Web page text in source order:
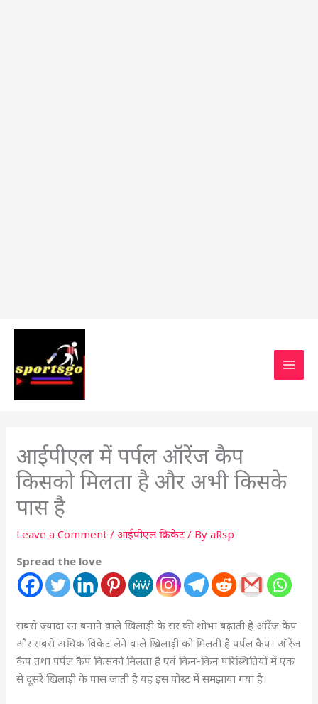
आईपीएल में पर्पल ऑरेंज कैप
किसको मिलता है और अभी किसके
पास है
Leave a Comment /आईपीएल क्रिकेट / ByaRsp
Spread the love
सबसे ज्यादा रन बनाने वाले खिलाड़ी के सर की शोभा बढ़ाती है ऑरेंज कैप
और सबसे अधिक विकेट लेने वाले खिलाड़ी को मिलती है पर्पल कैप। ऑरेंज
कैप तथा पर्पल कैप किसको मिलता है एवं किन-किन परिस्थितियों में एक
से दूसरे खिलाड़ी के पास जाती है यह इस पोस्ट में समझाया गया है।